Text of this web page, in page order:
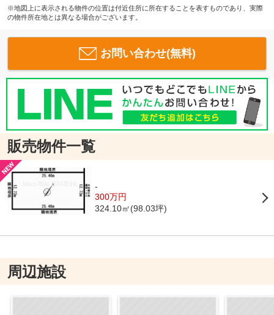
※地図上に表示される物件の位置は付近住所に所在することを表すものであり、実際
の物件所在地とは異なる場合がございます。
お問い合わせ(無料)
販売物件一覧
-
300万円
324.10㎡(98.03坪)
周辺施設